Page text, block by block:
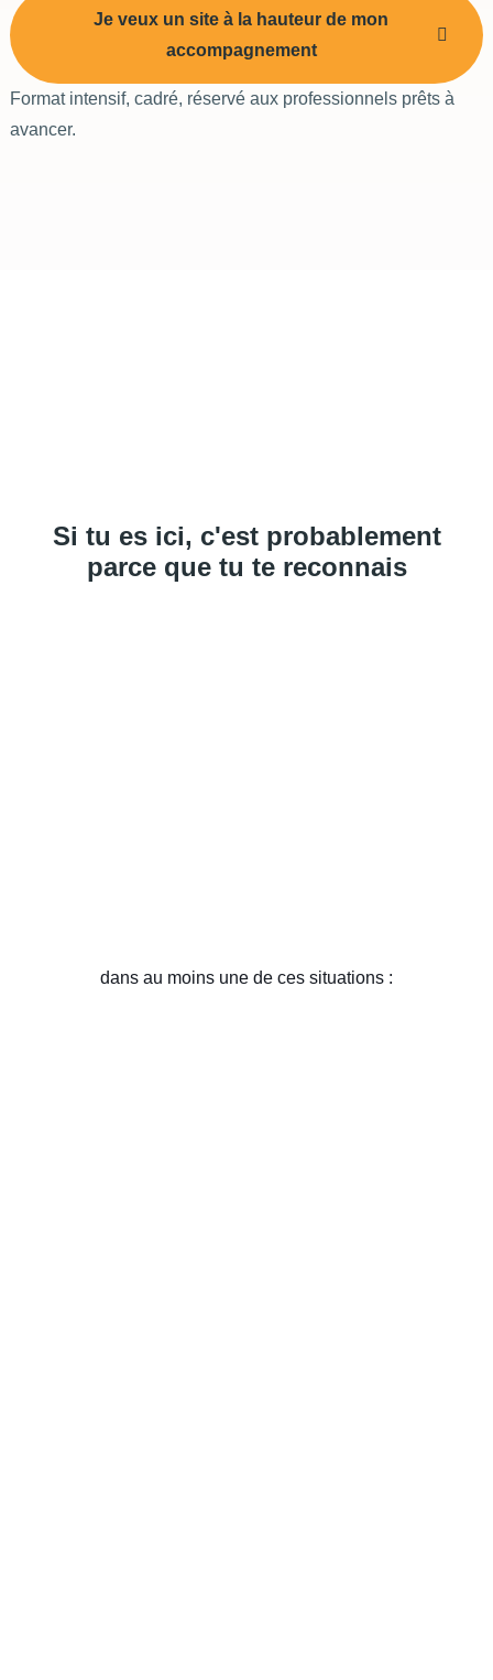
Je veux un site à la hauteur de mon
accompagnement
Format intensif, cadré, réservé aux professionnels prêts à
avancer.
Si tu es ici, c'est probablement
parce que tu te reconnais
dans au moins une de ces situations :